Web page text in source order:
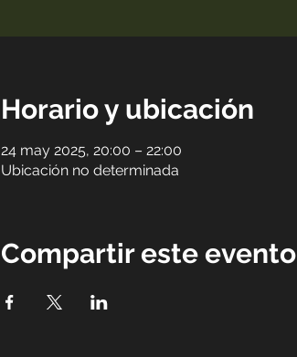
Horario y ubicación
24 may 2025, 20:00 – 22:00
Ubicación no determinada
Compartir este evento